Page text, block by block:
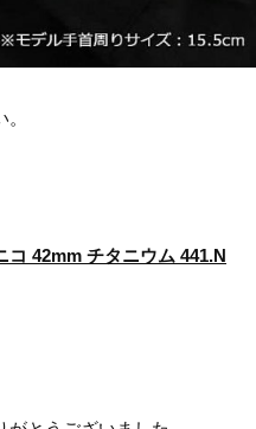
42mm チタニウム 441.N